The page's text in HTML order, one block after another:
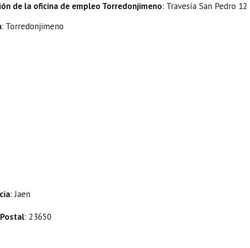
de la oficina de empleo Torredonjimeno: Travesía San Pedro 12
: Torredonjimeno
: Jaen
: 23650